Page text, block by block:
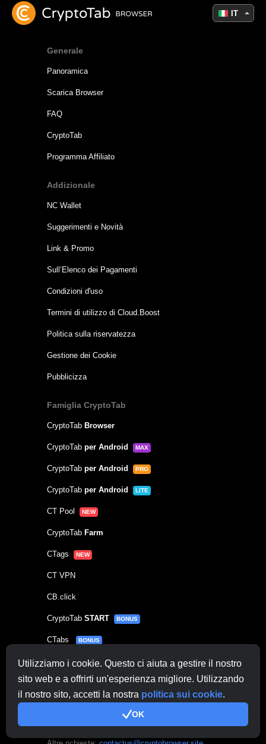
Utilizziamo i cookie. Questo ci aiuta a gestire il nostro
sito web e a offrirti un'esperienza migliore. Utilizzando
il nostro sito, accetti la nostra politica sui cookie.
OK
Generale
Panoramica
Scarica Browser
FAQ
CryptoTab
Programma Affiliato
Addizionale
NC Wallet
Suggerimenti e Novità
Link & Promo
Sull’Elenco dei Pagamenti
Condizioni d'uso
Termini di utilizzo di Cloud.Boost
Politica sulla riservatezza
Gestione dei Cookie
Pubblicizza
Famiglia CryptoTab
CryptoTab Browser
CryptoTab per Android MAX
CryptoTab per Android PRO
CryptoTab per Android LITE
CT Pool NEW
CryptoTab Farm
CTags NEW
CT VPN
CB.click
CryptoTab START BONUS
CTabs BONUS
Connesso come
qui
IT